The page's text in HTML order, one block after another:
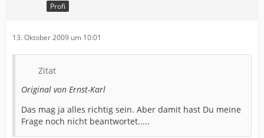
Profi
13. Oktober 2009 um 10:01
Zitat
Original von Ernst-Karl
Das mag ja alles richtig sein. Aber damit hast Du meine
Frage noch nicht beantwortet.....